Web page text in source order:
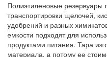
Полиэтиленовые
транспортировки щелочей,
удобрений и разных
емкости подходят для
продуктами питания. Тара
материала, а потому ее